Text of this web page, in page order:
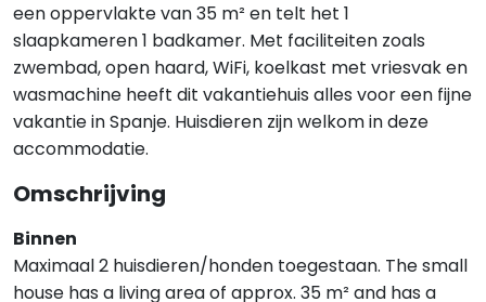
een oppervlakte van 35 m² en telt het 1
slaapkameren 1 badkamer. Met faciliteiten zoals
zwembad, open haard, WiFi, koelkast met vriesvak en
wasmachine heeft dit vakantiehuis alles voor een fijne
vakantie in Spanje. Huisdieren zijn welkom in deze
accommodatie.
Omschrijving
Binnen
Maximaal 2 huisdieren/honden toegestaan. The small
house has a living area of approx. 35 m² and has a